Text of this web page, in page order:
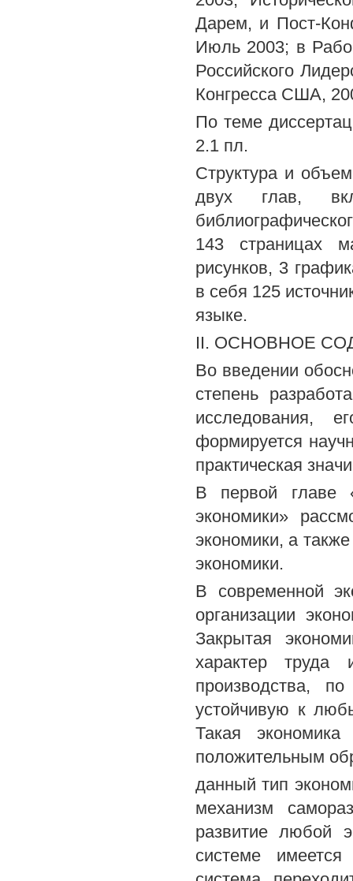
Дарем, и Пост-
Июль 2003; в
Российского
Конгресса США,
По теме
2.1 пл.
Структура и
двух глав,
143 страницах
рисунков, 3
в себя 125
языке.
II. ОСНОВНОЕ
Во введении
степень
исследования,
формируется
практическая
В первой главе
экономики»
экономики, а
экономики.
В современной
организации
Закрытая
характер труда
производства,
устойчивую к
Такая
положительным
данный тип
механизм
развитие любой
системе имеется